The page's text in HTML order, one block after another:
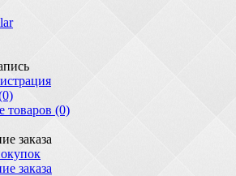
товаров (0)
заказа
заказа